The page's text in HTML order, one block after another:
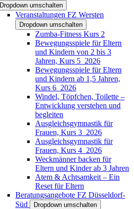
Dropdown umschalten
Veranstaltungen FZ Wersten
Dropdown umschalten
Zumba-Fitness Kurs 2
Bewegungsspiele für Eltern
und Kindern von 2 bis 3
Jahren, Kurs 5_2026
Bewegungsspiele für Eltern
und Kindern ab 1,5 Jahren,
Kurs 6_2026
Windel, Töpfchen, Toilette –
Entwicklung verstehen und
begleiten
Ausgleichsgymnastik für
Frauen, Kurs 3_2026
Ausgleichsgymnastik für
Frauen, Kurs 4_2026
Weckmänner backen für
Eltern und Kinder ab 3 Jahren
Atem & Achtsamkeit – Ein
Reset für Eltern
Beratungsangebote FZ Düsseldorf-
Süd
Dropdown umschalten